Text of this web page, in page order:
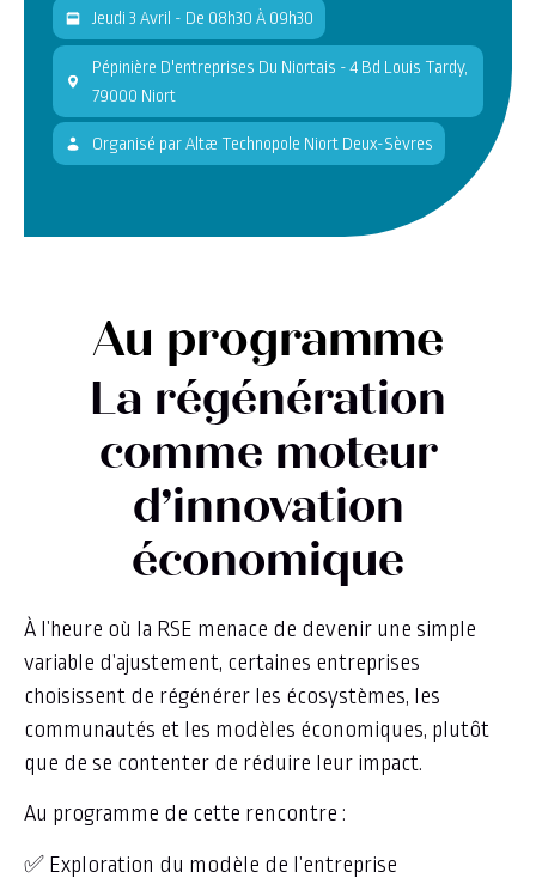
Jeudi 3 Avril - De 08h30 À 09h30
Pépinière D'entreprises Du Niortais - 4 Bd Louis Tardy,
79000 Niort
Organisé parAltæ Technopole Niort Deux-Sèvres
Au programme
La régénération
comme moteur
d’innovation
économique
À l’heure où la RSE menace de devenir une simple
variable d’ajustement, certaines entreprises
choisissent de régénérer les écosystèmes, les
communautés et les modèles économiques, plutôt
que de se contenter de réduire leur impact.
Au programme de cette rencontre :
✅ Exploration du modèle de l’entreprise